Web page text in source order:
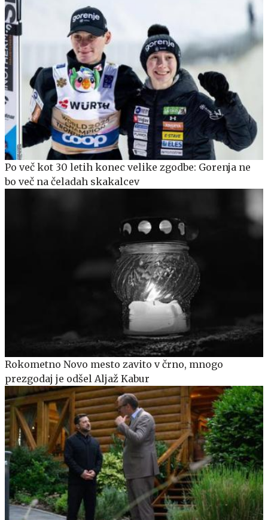
Po več kot 30 letih konec velike zgodbe: Gorenja ne
bo več na čeladah skakalcev
Rokometno Novo mesto zavito v črno, mnogo
prezgodaj je odšel Aljaž Kabur